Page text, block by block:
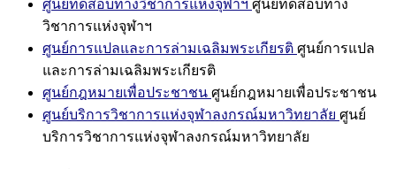
ศูนย์ทดสอบทางวิชาการแห่งจุฬาฯ ศูนย์ทดสอบทาง
วิชาการแห่งจุฬาฯ
ศูนย์การแปลและการล่ามเฉลิมพระเกียรติ ศูนย์การแปล
และการล่ามเฉลิมพระเกียรติ
ศูนย์กฎหมายเพื่อประชาชน ศูนย์กฎหมายเพื่อประชาชน
ศูนย์บริการวิชาการแห่งจุฬาลงกรณ์มหาวิทยาลัย ศูนย์
บริการวิชาการแห่งจุฬาลงกรณ์มหาวิทยาลัย